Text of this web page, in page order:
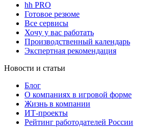
hh PRO
Готовое резюме
Все сервисы
Хочу у вас работать
Производственный календарь
Экспертная рекомендация
Новости и статьи
Блог
О компаниях в игровой форме
Жизнь в компании
ИТ-проекты
Рейтинг работодателей России